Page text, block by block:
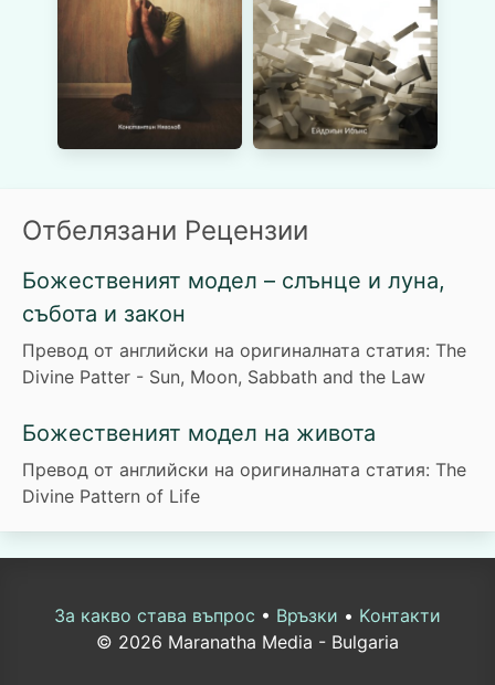
Отбелязани Рецензии
Божественият модел – слънце и луна,
събота и закон
Превод от английски на оригиналната статия: The
Divine Patter - Sun, Moon, Sabbath and the Law
Божественият модел на живота
Превод от английски на оригиналната статия: The
Divine Pattern of Life
За какво става въпрос • Връзки • Kонтакти
© 2026 Maranatha Media - Bulgaria